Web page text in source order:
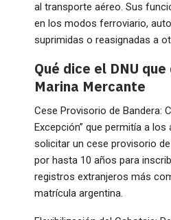
al transporte aéreo. Sus
en los modos ferroviario,
suprimidas o reasignadas a
Qué dice el DNU
Marina Mercante
Cese Provisorio de Bandera:
Excepción” que permitía a
solicitar un cese provisorio
por hasta 10 años para
registros extranjeros más
matrícula argentina.